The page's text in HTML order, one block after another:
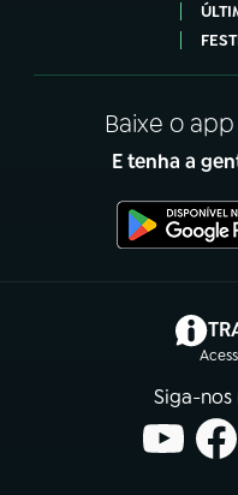
Baixe o
E tenha a
Siga-nos